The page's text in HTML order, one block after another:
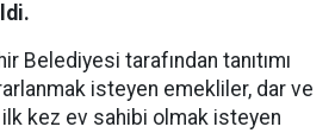
Belediyesi tarafından tanıtımı
isteyen emekliler, dar ve
kez ev sahibi olmak isteyen